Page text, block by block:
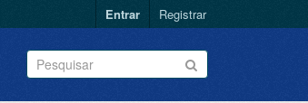
Entrar Registrar